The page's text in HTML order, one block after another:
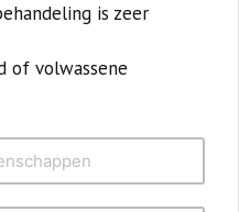
is zeer
of volwassene